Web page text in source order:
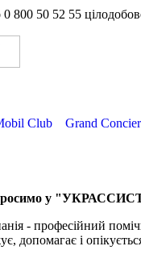
0 800 50 52 55
Club Grand
у
- професійний
допомагає і